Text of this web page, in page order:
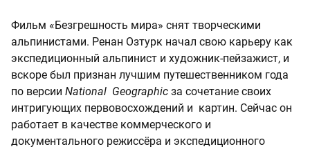
Фильм «Безгрешность мира» снят творческими
альпинистами. Ренан Озтурк начал свою карьеру как
экспедиционный альпинист и художник-пейзажист, и
вскоре был признан лучшим путешественником года
по версии National Geographic за сочетание своих
интригующих первовосхождений и картин. Сейчас он
работает в качестве коммерческого и
документального режиссёра и экспедиционного